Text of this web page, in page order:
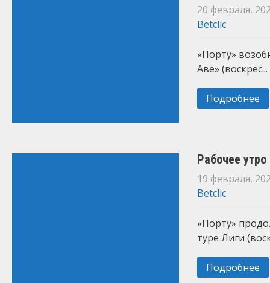
20 февраля,
Betclic
«Порту»
Аве» (воскрес...
Подробнее
Рабочее
19 февраля,
Betclic
«Порту»
туре Лиги
Подробнее